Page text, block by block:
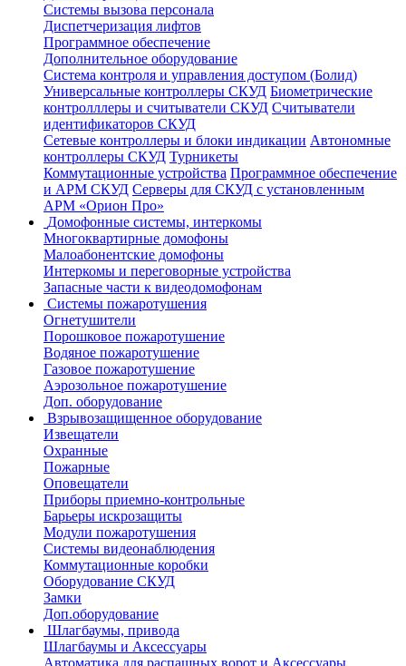
Системы вызова персонала
Диспетчеризация лифтов
Программное обеспечение
Дополнительное оборудование
Система контроля и управления доступом (Болид)
Универсальные контроллеры СКУД Биометрические
контролллеры и считыватели СКУД Считыватели
идентификаторов СКУД
Сетевые контроллеры и блоки индикации Автономные
контроллеры СКУД Турникеты
Коммутационные устройства Программное обеспечение
и АРМ СКУД Серверы для СКУД с установленным
АРМ «Орион Про»
Домофонные системы, интеркомы
Многоквартирные домофоны
Малоабонентские домофоны
Интеркомы и переговорные устройства
Запасные части к видеодомофонам
Системы пожаротушения
Огнетушители
Порошковое пожаротушение
Водяное пожаротушение
Газовое пожаротушение
Аэрозольное пожаротушение
Доп. оборудование
Взрывозащищенное оборудование
Извещатели
Охранные
Пожарные
Оповещатели
Приборы приемно-контрольные
Барьеры искрозащиты
Модули пожаротушения
Системы видеонаблюдения
Коммутационные коробки
Оборудование СКУД
Замки
Доп.оборудование
Шлагбаумы, привода
Шлагбаумы и Аксессуары
Автоматика для распашных ворот и Аксессуары